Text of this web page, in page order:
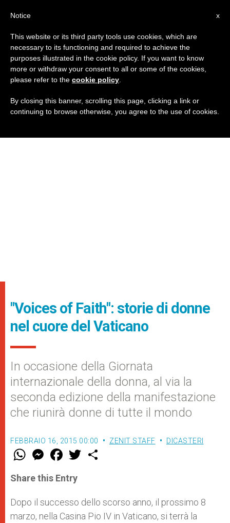
"Voices of Faith": storie di donne
nel cuore del Vaticano
In occasione della Giornata
internazionale della donna, al via la
seconda edizione della manifestazione
che riunirà donne di tutte il mondo
FEBBRAIO 16, 2015 00:00 ZENIT STAFF DICASTERI
W
t
s
p
p
M
e
s
e
g
e
r
F
a
e
b
o
k
w
r
Share this Entry
Dopo il successo dello scorso anno, il prossimo 8
marzo, nella Casina Pio IV in Vaticano, si terrà la
x
Notice
This website or its third party tools use cookies, which are
necessary to its functioning and required to achieve the
purposes illustrated in the cookie policy. If you want to know
more or withdraw your consent to all or some of the cookies,
please refer to the cookie policy
By closing this banner, scrolling this page, clicking a link or
continuing to browse otherwise, you agree to the use of cookies.